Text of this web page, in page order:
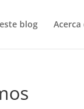
blog Acerca